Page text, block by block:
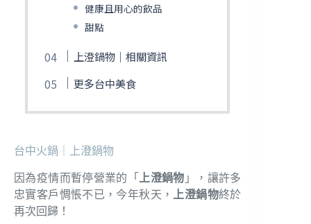
健康且用心的飲品
甜點
上澄鍋物｜相關資訊
更多台中美食
台中火鍋｜上澄鍋物
因為疫情而暫停營業的「 上澄鍋物 」，讓許多
忠實客戶惆悵不已，今年秋天，
上澄鍋物終於
再次回歸！